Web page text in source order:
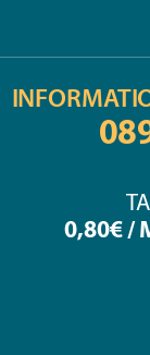
0,80€ /